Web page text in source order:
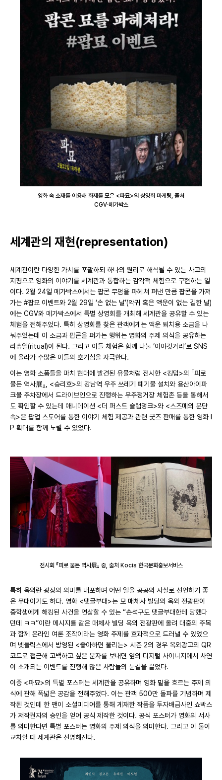
영화 속 소재를 이용해 화제를 모은 <파묘>의 상영회 마케팅, 출처
CGV·메가박스
세계관의 재현(representation)
세계관이란 다양한 가치를 포괄하되 하나의 원리로 해석될 수 있는 사고의
지평으로 영화의 이야기를 세계관과 통합하는 감각적 체험으로 구현하는 일
이다. 2월 24일 메가박스에서는 팝콘 무덤을 파헤쳐 퍼낸 만큼 팝콘을 가져
가는 #팝묘 이벤트와 2월 29일 ‘손 없는 날’(악귀 혹은 액운이 없는 길한 날)
에는 CGV와 메가박스에서 특별 상영회를 개최해 세계관을 공유할 수 있는
체험을 전해주었다. 특히 상영회를 찾은 관객에게는 액운 퇴치용 소금을 나
눠주었는데 이 소금과 팝콘을 퍼가는 행위는 영화의 주제 의식을 공유하는
리츄얼(ritual)이 된다. 그리고 이들 체험은 함께 나눌 ‘이야깃거리’로 SNS
에 올라가 수많은 이들의 호기심을 자극한다.
이는 영화 소품들을 마치 현대에 발견된 유물처럼 전시한 <킹덤>의 『피로
물든 역사展』, <승리호>의 강남역 우주 쓰레기 폐기물 설치와 용산아이파
크몰 주차장에서 드라이브인으로 진행하는 우주정거장 체험존 등을 통해서
도 확인할 수 있는데 애니메이션 <더 퍼스트 슬램덩크>와 <스즈메의 문단
속>은 팝업 스토어를 통한 이야기 체험 제공과 관련 굿즈 판매를 통한 영화 I
P 확대를 함께 노릴 수 있었다.
전시회 『피로 물든 역사展』 중, 출처 Kocis 한국문화홍보서비스
특히 옥외란 광장의 의미를 내포하며 어떤 일을 공공의 사실로 선언하기 좋
은 무대이기도 하다. 영화 <댓글부대>는 모 매체사 빌딩의 옥외 전광판이
중학생에게 해킹된 사건을 연상할 수 있는 “손석구도 댓글부대한테 당했다
던데 ㅋㅋ”이란 메시지를 같은 매체사 빌딩 옥외 전광판에 올려 대중의 주목
과 함께 온라인 여론 조작이라는 영화 주제를 효과적으로 드러낼 수 있었으
며 넷플릭스에서 방영된 <좋아하면 울리는> 시즌 2의 경우 옥외광고의 QR
코드로 접근해 고백하고 싶은 문자를 보내면 옆의 디지털 사이니지에서 사연
이 소개되는 이벤트를 진행해 많은 사람들의 눈길을 끌었다.
이중 <파묘>의 특별 포스터는 세계관을 공유하며 영화 밑을 흐르는 주제 의
식에 관해 폭넓은 공감을 전해주었다. 이는 관객 500만 돌파를 기념하며 제
작된 것인데 한 팬이 소셜미디어를 통해 게재한 작품을 투자배급사인 쇼박스
가 저작권자의 승인을 얻어 공식 제작한 것이다. 공식 포스터가 영화의 서사
를 의미한다면 특별 포스터는 영화의 주제 의식을 의미한다. 그리고 이 둘이
교차할 때 세계관은 선명해진다.